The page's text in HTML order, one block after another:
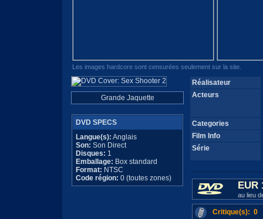
Les images hardcore sont censurées seulement sur la site.
Grande Jaquette
DVD SPECS
Langue(s): Anglais
Son: Son Direct
Disques: 1
Emballage: Box standard
Format: NTSC
Code région: 0 (toutes zones)
Réalisateur
Acteurs
Categories
Film Info
Série
EUR
au lieu
Critique(s): 0